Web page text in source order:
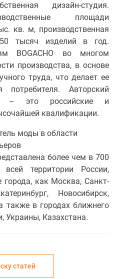
дизайн-студия.
площади
кв. м, производственная
тысяч изделий в год.
BOGACHO во многом
производства, в основе
труда, что делает ее
Авторский
– это российские и
квалификации.
более чем в 700
территории России,
как Москва, Санкт-
Новосибирск,
также в городах ближнего
Украины, Казахстана.
статей